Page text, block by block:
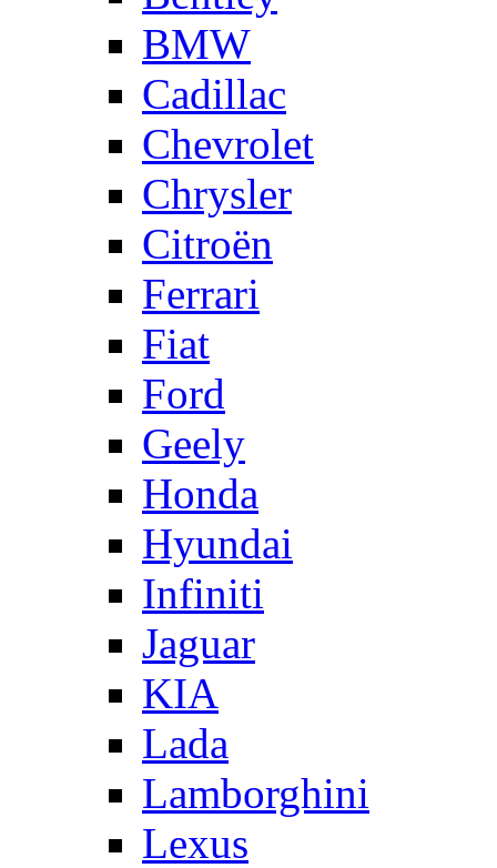
BMW
Cadillac
Chevrolet
Chrysler
Citroën
Ferrari
Fiat
Ford
Geely
Honda
Hyundai
Infiniti
Jaguar
KIA
Lada
Lamborghini
Lexus